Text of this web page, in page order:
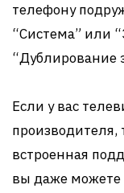
телефону
“Система” или
“Дублирование
Если у вас
производителя,
встроенная
вы даже можете